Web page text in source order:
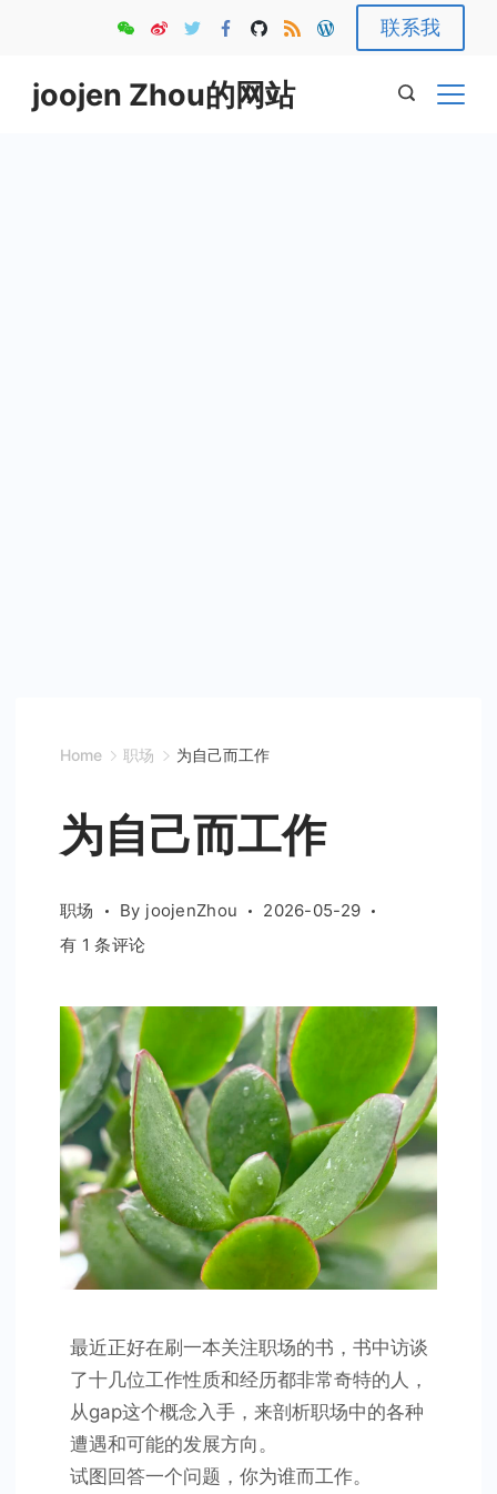
content
联系我
joojen Zhou的网站
Home 职场 为自己而工作
为自己而工作
职场 By joojenZhou
2026-05-29
为
己
而
作
有 1 条评论
最近正好在刷一本关注职场的书，书中访谈
了十几位工作性质和经历都非常奇特的人，
从gap这个概念入手，来剖析职场中的各种
遭遇和可能的发展方向。
试图回答一个问题，你为谁而工作。